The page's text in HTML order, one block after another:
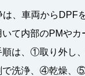
、車両からDPF
て内部のPMやカ
順は、①取り外し
洗浄、④乾燥、